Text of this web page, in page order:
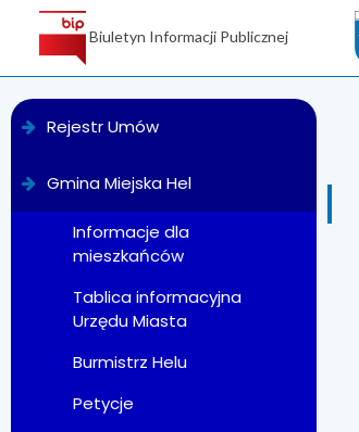
Biuletyn Informacji Publicznej
Rejestr Umów
Gmina Miejska Hel
Informacje dla
mieszkańców
Tablica informacyjna
Urzędu Miasta
Burmistrz Helu
Petycje